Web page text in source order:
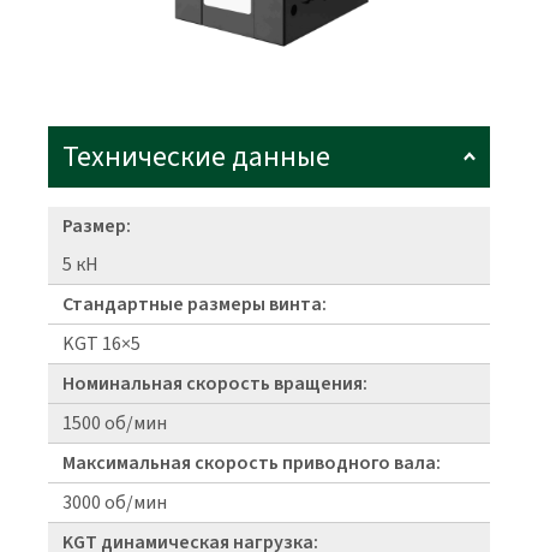
Технические данные
Размер:
5 кН
Стандартные размеры винта:
KGT 16×5
Номинальная скорость вращения:
1500 об/мин
Максимальная скорость приводного вала:
3000 об/мин
KGT динамическая нагрузка: